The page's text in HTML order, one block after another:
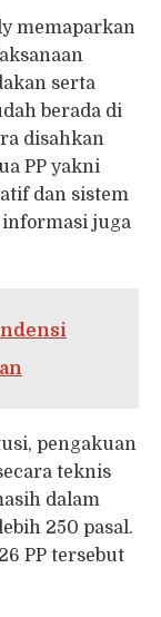
memaparkan
serta
berada di
disahkan
PP yakni
dan sistem
informasi juga
pengakuan
teknis
dalam
250 pasal.
PP tersebut